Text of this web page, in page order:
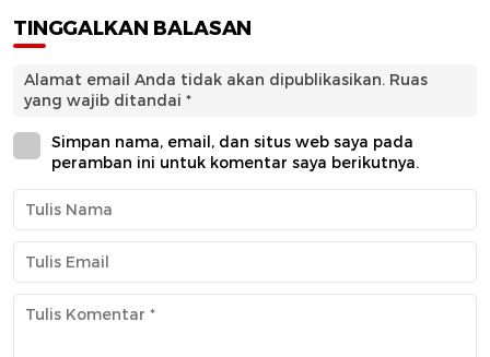
TINGGALKAN BALASAN
Alamat email Anda tidak akan dipublikasikan. Ruas
yang wajib ditandai *
Simpan nama, email, dan situs web saya pada
peramban ini untuk komentar saya berikutnya.